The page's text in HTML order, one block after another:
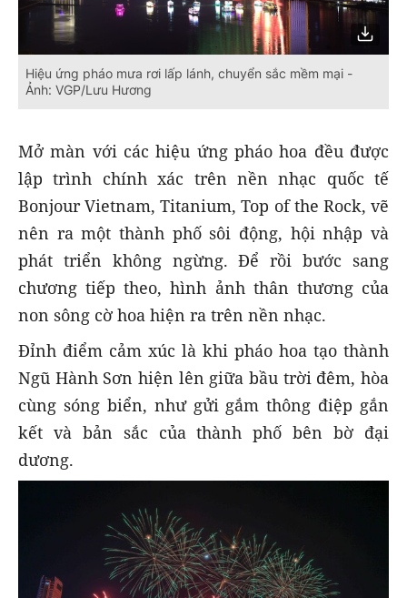
Hiệu ứng pháo mưa rơi lấp lánh, chuyển sắc mềm mại -
Ảnh: VGP/Lưu Hương
Mở màn với các hiệu ứng pháo hoa đều được
lập trình chính xác trên nền nhạc quốc tế
Bonjour Vietnam, Titanium, Top of the Rock, vẽ
nên ra một thành phố sôi động, hội nhập và
phát triển không ngừng. Để rồi bước sang
chương tiếp theo, hình ảnh thân thương của
non sông cờ hoa hiện ra trên nền nhạc.
Đỉnh điểm cảm xúc là khi pháo hoa tạo thành
Ngũ Hành Sơn hiện lên giữa bầu trời đêm, hòa
cùng sóng biển, như gửi gắm thông điệp gắn
kết và bản sắc của thành phố bên bờ đại
dương.